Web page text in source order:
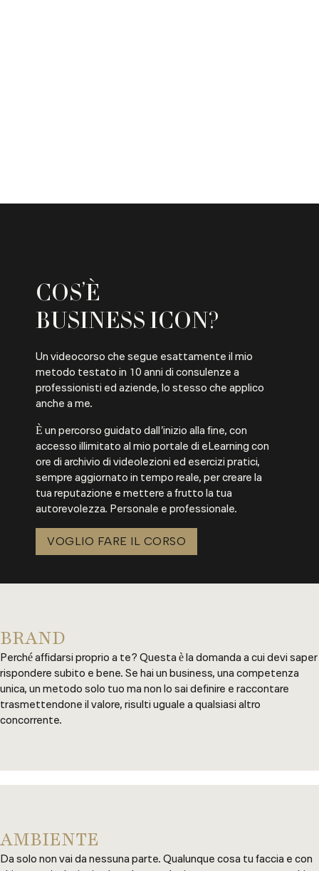
COS’È
BUSINESS ICON?
Un videocorso che segue esattamente il mio
metodo testato in 10 anni di consulenze a
professionisti ed aziende, lo stesso che applico
anche a me.
È un percorso guidato dall’inizio alla fine, con
accesso illimitato al mio portale di eLearning con
ore di archivio di videolezioni ed esercizi pratici,
sempre aggiornato in tempo reale, per creare la
tua reputazione e mettere a frutto la tua
autorevolezza. Personale e professionale.
VOGLIO FARE IL CORSO
BRAND
Perché affidarsi proprio a te? Questa è la domanda a cui devi saper
rispondere subito e bene. Se hai un business, una competenza
unica, un metodo solo tuo ma non lo sai definire e raccontare
trasmettendone il valore, risulti uguale a qualsiasi altro
concorrente.
AMBIENTE
Da solo non vai da nessuna parte. Qualunque cosa tu faccia e con